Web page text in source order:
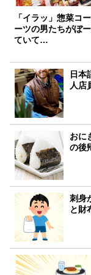
「イラッ」惣菜コ
ーツの男たちがぼ
ていて…
日本
人店
おに
の後
刺身
と財